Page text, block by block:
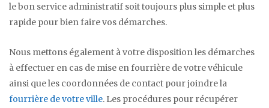
le bon service administratif soit toujours plus simple et plus
rapide pour bien faire vos démarches.
Nous mettons également à votre disposition les démarches
à effectuer en cas de mise en fourrière de votre véhicule
ainsi que les coordonnées de contact pour joindre la
fourrière de votre ville. Les procédures pour récupérer